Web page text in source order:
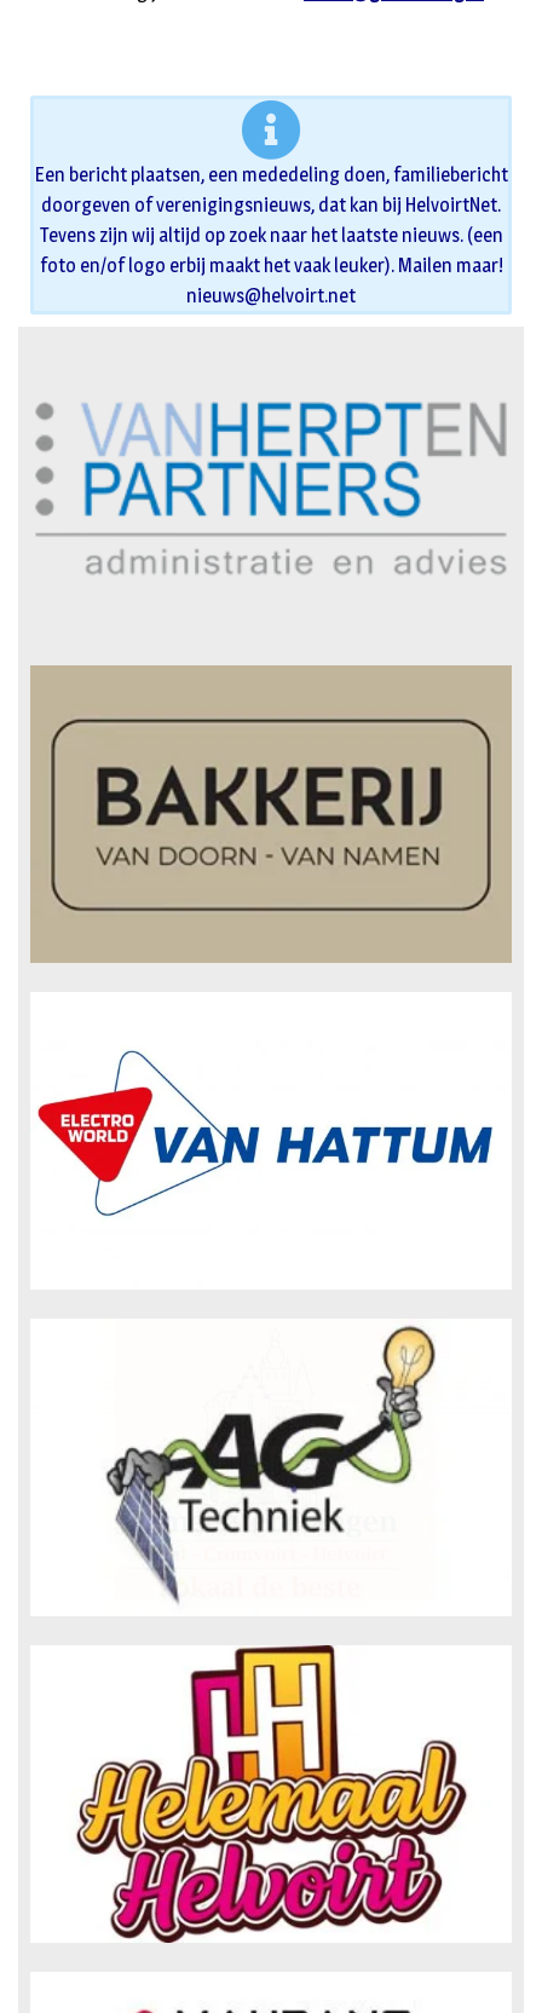
Een bericht plaatsen, een mededeling doen, familiebericht
doorgeven of verenigingsnieuws, dat kan bij HelvoirtNet.
Tevens zijn wij altijd op zoek naar het laatste nieuws. (een
foto en/of logo erbij maakt het vaak leuker). Mailen maar!
nieuws@helvoirt.net